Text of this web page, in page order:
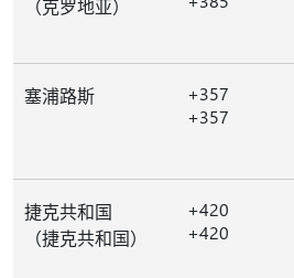
（克罗地亚）
塞浦路斯
+357
+357
捷克共和国
（捷克共和国）
+420
+420